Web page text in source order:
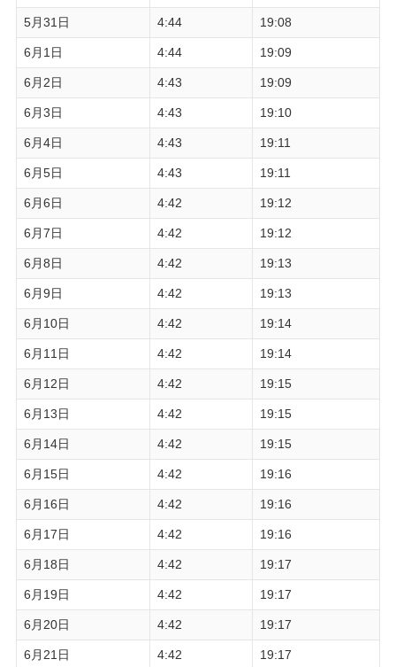
5月31日 4:44 19:08
6月1日 4:44 19:09
6月2日 4:43 19:09
6月3日 4:43 19:10
6月4日 4:43 19:11
6月5日 4:43 19:11
6月6日 4:42 19:12
6月7日 4:42 19:12
6月8日 4:42 19:13
6月9日 4:42 19:13
6月10日 4:42 19:14
6月11日 4:42 19:14
6月12日 4:42 19:15
6月13日 4:42 19:15
6月14日 4:42 19:15
6月15日 4:42 19:16
6月16日 4:42 19:16
6月17日 4:42 19:16
6月18日 4:42 19:17
6月19日 4:42 19:17
6月20日 4:42 19:17
6月21日 4:42 19:17